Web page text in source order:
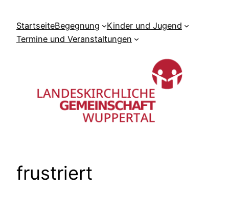
Inhalt
springen
StartseiteBegegnung
Kinder und Jugend
Termine und Veranstaltungen
frustriert